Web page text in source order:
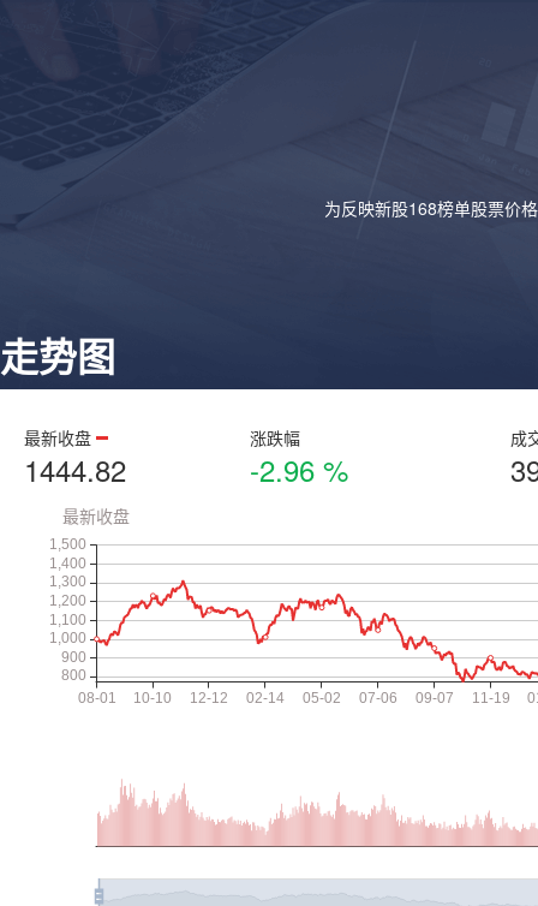
为反映新股168榜单股票价
走势图
最新收盘
1444.82
涨跌幅
-2.96 %
成